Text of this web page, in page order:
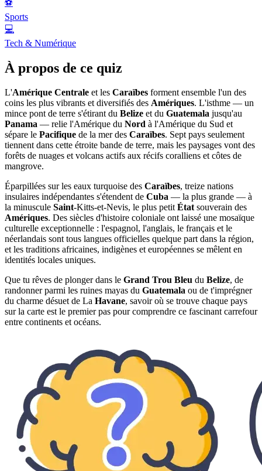
⚽
Sports
💻
Tech & Numérique
À propos de ce quiz
L'Amérique Centrale et les Caraïbes forment ensemble l'un des
coins les plus vibrants et diversifiés des Amériques. L'isthme — un
mince pont de terre s'étirant du Belize et du Guatemala jusqu'au
Panama — relie l'Amérique du Nord à l'Amérique du Sud et
sépare le Pacifique de la mer des Caraïbes. Sept pays seulement
tiennent dans cette étroite bande de terre, mais les paysages vont des
forêts de nuages et volcans actifs aux récifs coralliens et côtes de
mangrove.
Éparpillées sur les eaux turquoise des Caraïbes, treize nations
insulaires indépendantes s'étendent de Cuba — la plus grande — à
la minuscule Saint-Kitts-et-Nevis, le plus petitÉtatsouverain des
Amériques. Des siècles d'histoire coloniale ont laissé une mosaïque
culturelle exceptionnelle : l'espagnol, l'anglais, le français et le
néerlandais sont tous langues officielles quelque part dans la région,
et les traditions africaines, indigènes et européennes se mêlent en
identités locales uniques.
Que tu rêves de plonger dans le Grand Trou Bleu du Belize, de
randonner parmi les ruines mayas du Guatemala ou de t'imprégner
du charme désuet de La Havane, savoir où se trouve chaque pays
sur la carte est le premier pas pour comprendre ce fascinant carrefour
entre continents et océans.